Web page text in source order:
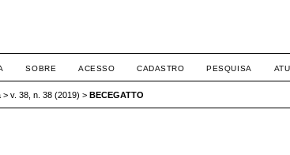
SOBRE ACESSO CADASTRO PESQUISA
>v. 38, n. 38 (2019) >BECEGATTO